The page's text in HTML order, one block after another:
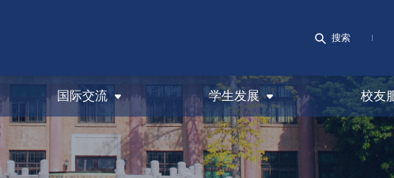
搜索
国际交流 学生发展 校友